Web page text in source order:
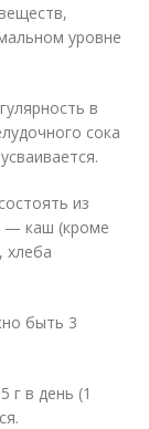
уровне
в
сока
из
— каш (кроме
хлеба
быть 3
г в день (1